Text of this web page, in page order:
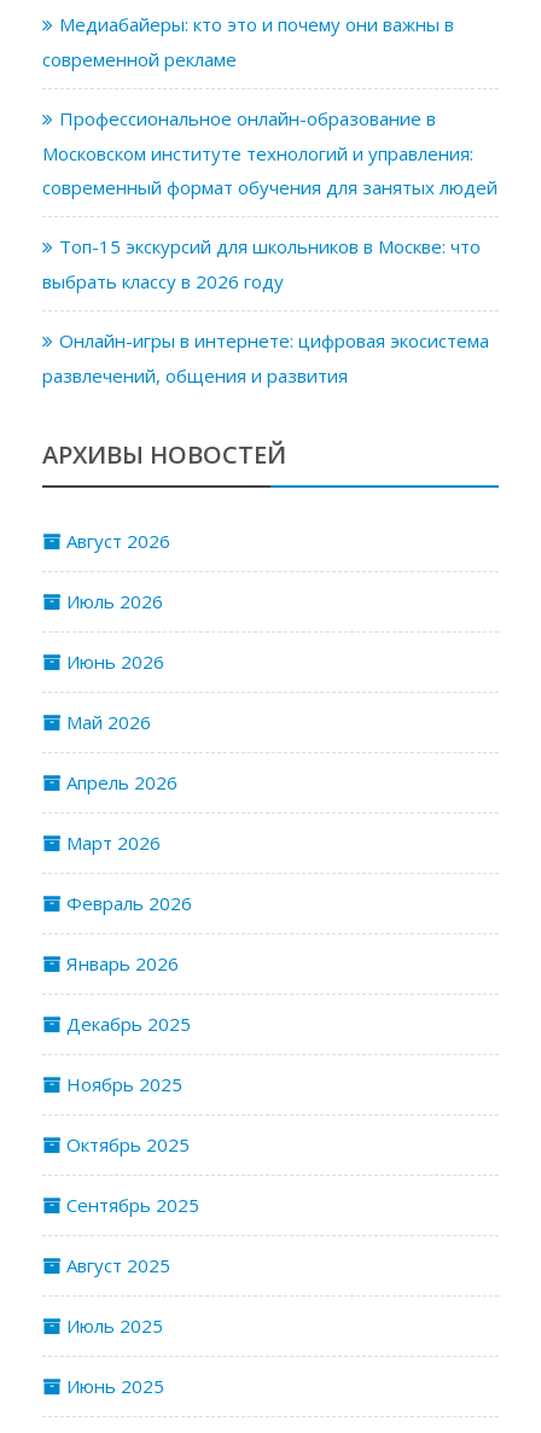
Медиабайеры: кто это и почему они важны в
современной рекламе
Профессиональное онлайн-образование в
Московском институте технологий и управления:
современный формат обучения для занятых людей
Топ-15 экскурсий для школьников в Москве: что
выбрать классу в 2026 году
Онлайн-игры в интернете: цифровая экосистема
развлечений, общения и развития
АРХИВЫ НОВОСТЕЙ
Август 2026
Июль 2026
Июнь 2026
Май 2026
Апрель 2026
Март 2026
Февраль 2026
Январь 2026
Декабрь 2025
Ноябрь 2025
Октябрь 2025
Сентябрь 2025
Август 2025
Июль 2025
Июнь 2025